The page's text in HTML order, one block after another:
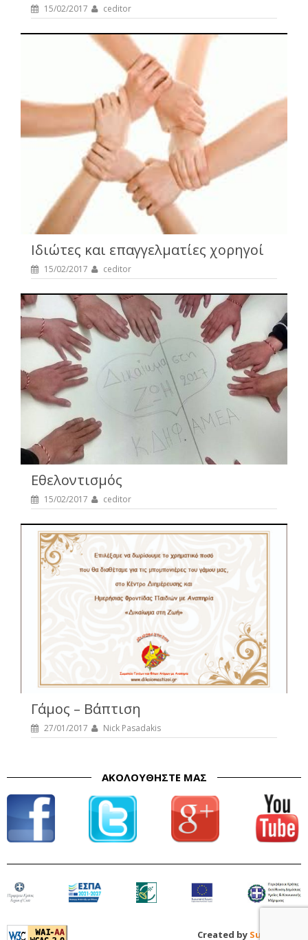
15/02/2017 ceditor
Ιδιώτες και επαγγελματίες χορηγοί
15/02/2017 ceditor
Εθελοντισμός
15/02/2017 ceditor
Γάμος – Βάπτιση
27/01/2017 Nick Pasadakis
ΑΚΟΛΟΥΘΉΣΤΕ ΜΑΣ
Created by Sunny Web